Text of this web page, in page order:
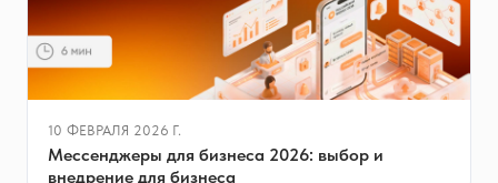
10 ФЕВРАЛЯ 2026 Г.
Мессенджеры для бизнеса 2026: выбор и
внедрение для бизнеса